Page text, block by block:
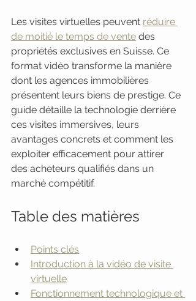
Les visites virtuelles peuvent réduire
de moitié le temps de vente des
propriétés exclusives en Suisse. Ce
format vidéo transforme la manière
dont les agences immobilières
présentent leurs biens de prestige. Ce
guide détaille la technologie derrière
ces visites immersives, leurs
avantages concrets et comment les
exploiter efficacement pour attirer
des acheteurs qualifiés dans un
marché compétitif.
Table des matières
Points clés
Introduction à la vidéo de visite
virtuelle
Fonctionnement technologique et